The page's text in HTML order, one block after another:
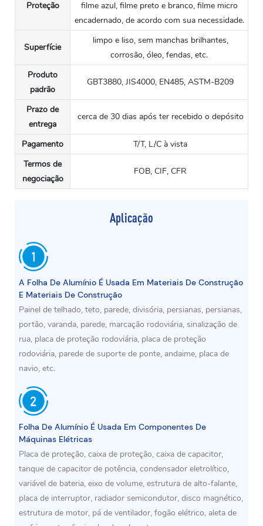
Proteção
filme azul, filme preto e branco, filme micro
encadernado, de acordo com sua necessidade.
Superfície
limpo e liso, sem manchas brilhantes,
corrosão, óleo, fendas, etc.
Produto
padrão
GBT3880, JIS4000, EN485, ASTM-B209
Prazo de
entrega
cerca de 30 dias após ter recebido o depósito
Pagamento
T/T, L/C à vista
Termos de
negociação
FOB, CIF, CFR
Aplicação
A Folha De Alumínio É Usada Em Materiais De Construção
E Materiais De Construção
Painel de telhado, teto, parede, divisória, persianas, persianas,
portão, varanda, parede, marcação rodoviária, sinalização de
rua, placa de proteção rodoviária, placa de proteção
rodoviária, parede de suporte de ponte, andaime, placa de
navio, etc.
Folha De Alumínio É Usada Em Componentes De
Máquinas Elétricas
Placa de proteção, caixa de proteção, caixa de capacitor,
tanque de capacitor de potência, condensador eletrolítico,
variável de bateria, eixo de volume, estrutura de alto-falante,
placa de interruptor, radiador semicondutor, disco magnético,
estrutura de motor, pá de ventilador, fogão elétrico, aleta de